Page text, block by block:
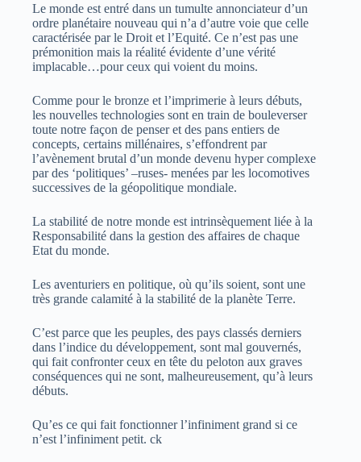
Le monde est entré dans un tumulte annonciateur d’un
ordre planétaire nouveau qui n’a d’autre voie que celle
caractérisée par le Droit et l’Equité. Ce n’est pas une
prémonition mais la réalité évidente d’une vérité
implacable…pour ceux qui voient du moins.
Comme pour le bronze et l’imprimerie à leurs débuts,
les nouvelles technologies sont en train de bouleverser
toute notre façon de penser et des pans entiers de
concepts, certains millénaires, s’effondrent par
l’avènement brutal d’un monde devenu hyper complexe
par des ‘politiques’ –ruses- menées par les locomotives
successives de la géopolitique mondiale.
La stabilité de notre monde est intrinsèquement liée à la
Responsabilité dans la gestion des affaires de chaque
Etat du monde.
Les aventuriers en politique, où qu’ils soient, sont une
très grande calamité à la stabilité de la planète Terre.
C’est parce que les peuples, des pays classés derniers
dans l’indice du développement, sont mal gouvernés,
qui fait confronter ceux en tête du peloton aux graves
conséquences qui ne sont, malheureusement, qu’à leurs
débuts.
Qu’es ce qui fait fonctionner l’infiniment grand si ce
n’est l’infiniment petit. ck